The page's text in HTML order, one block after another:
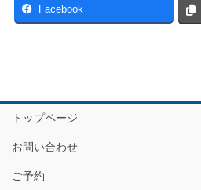
Facebook
トップページ
お問い合わせ
ご予約